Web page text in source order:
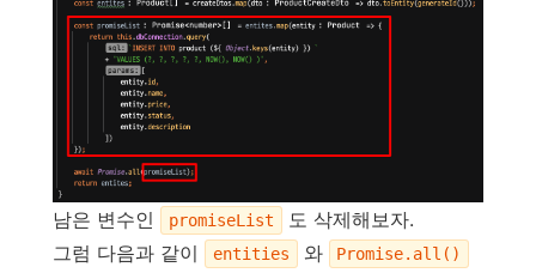
남은 변수인 promiseList
도 삭제해보자.
그럼 다음과 같이
entities 와 Promise.all()